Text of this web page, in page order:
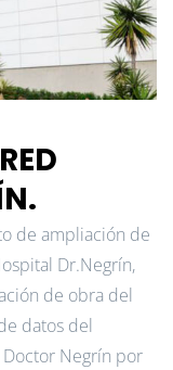
de ampliación de
Dr.Negrín,
de obra del
datos del
Negrín por